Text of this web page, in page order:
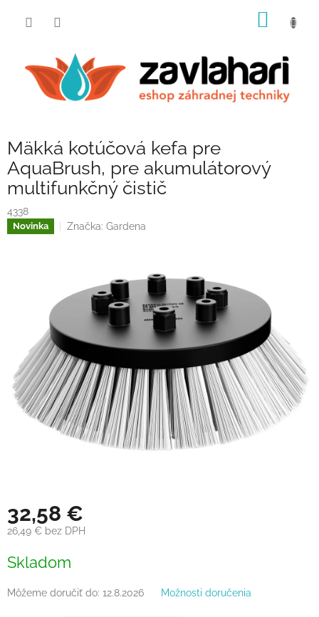
Mäkká kotúčová kefa pre
AquaBrush, pre akumulátorový
multifunkčný čistič
4338
Novinka Značka: Gardena
32,58 €
26,49 € bez DPH
cena:
Skladom
Môžeme doručiť do: 12.8.2026 Možnosti doručenia